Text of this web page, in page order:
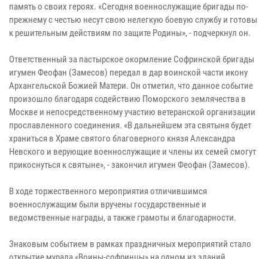
память о своих героях. «Сегодня военнослужащие бригады по-
прежнему с честью несут свою нелегкую боевую службу и готовы
к решительным действиям по защите Родины», - подчеркнул он.
Ответственный за пастырское окормление Софринской бригады
игумен Феофан (Замесов) передал в дар воинской части икону
Архангельской Божией Матери. Он отметил, что данное событие
произошло благодаря содействию Поморского землячества в
Москве и непосредственному участию ветеранской организации
прославленного соединения. «В дальнейшем эта святыня будет
храниться в Храме святого благоверного князя Александра
Невского и верующие военнослужащие и члены их семей смогут
прикоснуться к святыне», - закончил игумен Феофан (Замесов).
В ходе торжественного мероприятия отличившимся
военнослужащим были вручены государственные и
ведомственные награды, а также грамоты и благодарности.
Знаковым событием в рамках праздничных мероприятий стало